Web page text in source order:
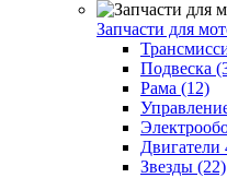
Запчасти для
Подвеска
Рама (12)
Двигатели
Звезды (22)